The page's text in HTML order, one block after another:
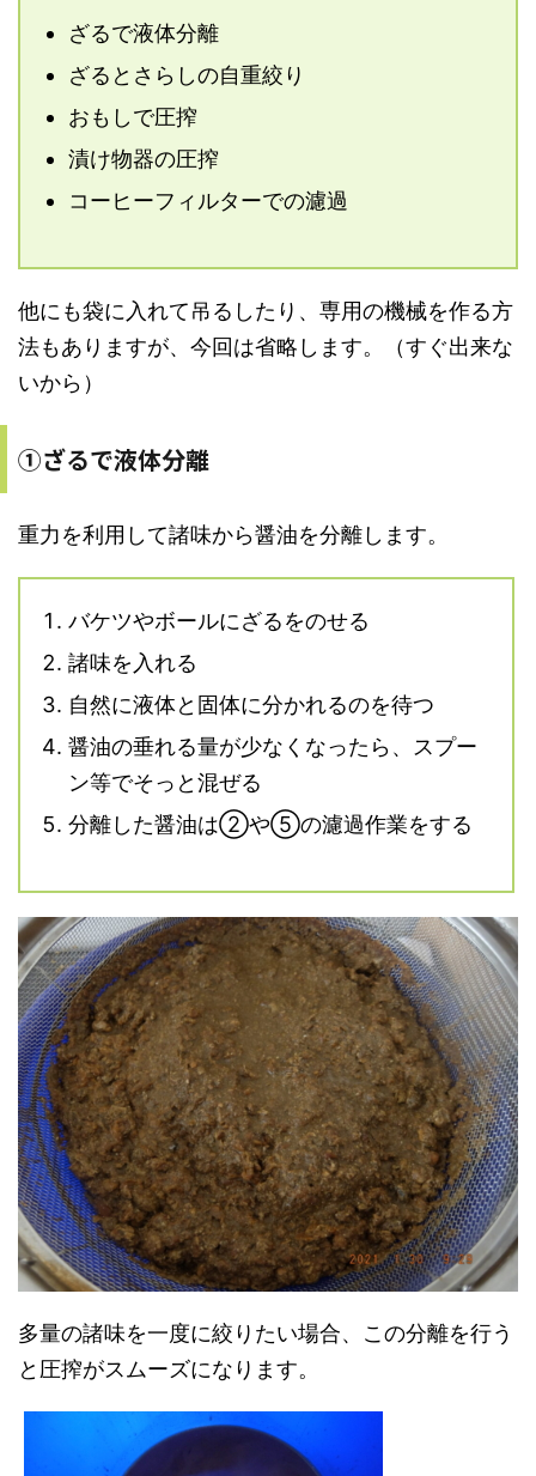
ざるで液体分離
ざるとさらしの自重絞り
おもしで圧搾
漬け物器の圧搾
コーヒーフィルターでの濾過
他にも袋に入れて吊るしたり、専用の機械を作る方
法もありますが、今回は省略します。（すぐ出来な
いから）
①ざるで液体分離
重力を利用して諸味から醤油を分離します。
バケツやボールにざるをのせる
諸味を入れる
自然に液体と固体に分かれるのを待つ
醤油の垂れる量が少なくなったら、スプー
ン等でそっと混ぜる
分離した醤油は②や⑤の濾過作業をする
多量の諸味を一度に絞りたい場合、この分離を行う
と圧搾がスムーズになります。